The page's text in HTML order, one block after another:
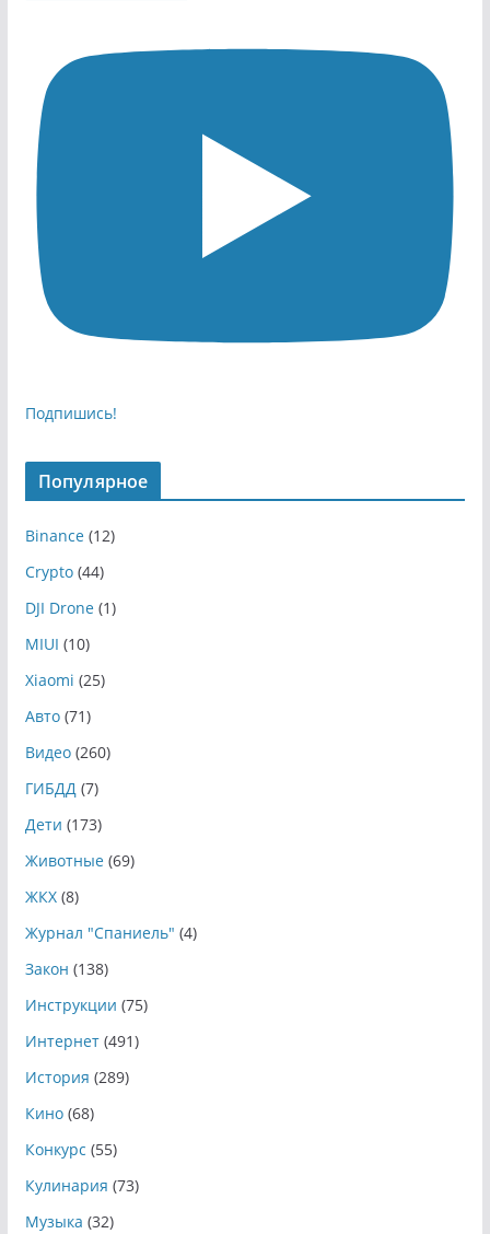
Подпишись!
Популярное
Binance(12)
Crypto(44)
DJI Drone(1)
MIUI (10)
Xiaomi (25)
Авто(71)
Видео(260)
ГИБДД(7)
Дети (173)
Животные(69)
ЖКХ(8)
Журнал "Спаниель" (4)
Закон (138)
Инструкции (75)
Интернет(491)
История (289)
Кино(68)
Конкурс (55)
Кулинария (73)
Музыка (32)